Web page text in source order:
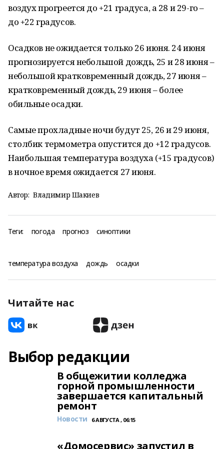
воздух прогреется до +21 градуса, а 28 и 29-го –
до +22 градусов.
Осадков не ожидается только 26 июня. 24 июня
прогнозируется небольшой дождь, 25 и 28 июня –
небольшой кратковременный дождь, 27 июня –
кратковременный дождь, 29 июня – более
обильные осадки.
Самые прохладные ночи будут 25, 26 и 29 июня,
столбик термометра опустится до +12 градусов.
Наибольшая температура воздуха (+15 градусов)
в ночное время ожидается 27 июня.
Автор: Владимир Шакиев
Теги: погода прогноз синоптики
температура воздуха дождь осадки
Читайте нас
Выбор редакции
В общежитии колледжа
горной промышленности
завершается капитальный
ремонт
Новости 6 АВГУСТА , 06:15
«Домосервис» запустил в